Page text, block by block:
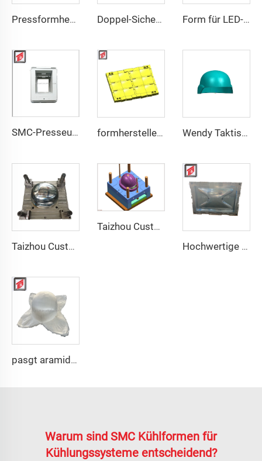
Pressformhersteller BMC Kanaldeckelform herstellen Doppel-Sicherheit, individuell gefertigt, Großhandel, hohe Stärke PE-Aramid-Personenschutzhelm Hochschnitt Sicherheitstaktischer FAST-Helmform Form für LED-Nachtschiene Sicherheitsmotorradhelm
SMC-Presseunterkastenform formhersteller militärische kugelsichere Westenform Wendy Taktischer Helm M88 Taktische Sicherheitshelme Hochwertige Schutzhelme
Taizhou Custom New Fast Fiberglass Schutz-Kampf-Ausbildungshelm Outdoor-Taktischer Helm
Taizhou Custom New Fast Fiberglass Schutz-Kampf-Ausbildungshelm Outdoor-Taktischer Helm
Hochwertige GRP-Modulartanks/FRP-Wassertank/GRP-Wassertank-Panelform
pasgt aramid PE schwarzer Helm mich 2000 hochgeschnittener ballistischer Helmfach
Warum sind SMC Kühlformen für
Kühlungssysteme entscheidend?